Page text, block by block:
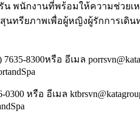
พนักงานที่พร้อมให้ความช่วยเ
ทรียภาพเพื่อผู้หญิงผู้รักการเดิน
8300หรือ อีเมล
หรือ อีเมล